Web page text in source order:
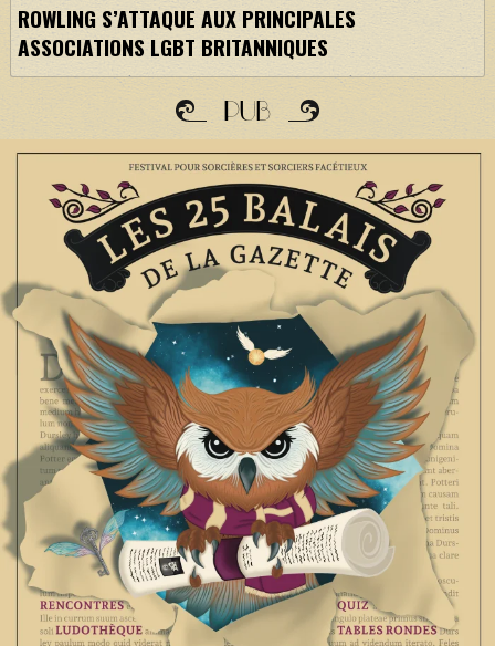
ROWLING S’ATTAQUE AUX PRINCIPALES
ASSOCIATIONS LGBT BRITANNIQUES
PUB